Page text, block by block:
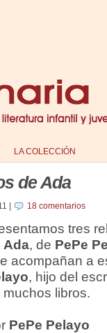
LA COLECCIÓN
de Ada
18 comentarios
tres
Ada, de PePe
acompañan a
, hijo del
muchos libros.
PePe Pelayo